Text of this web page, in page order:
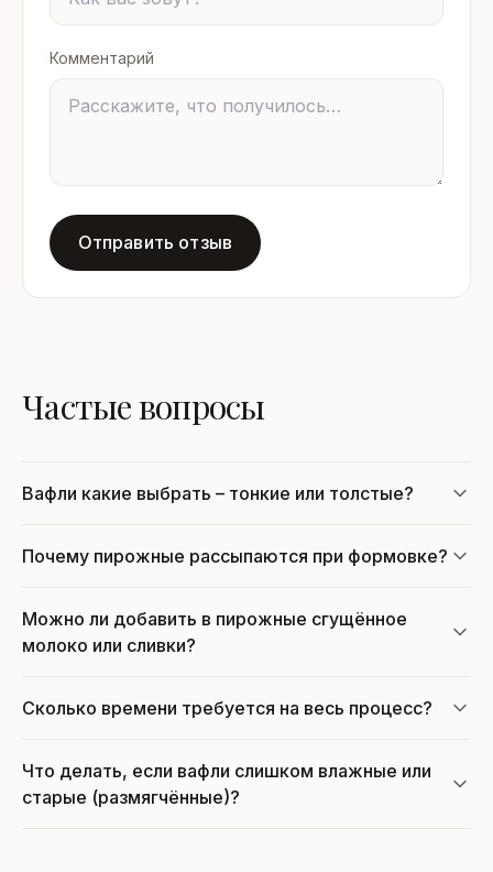
Комментарий
Отправить отзыв
Частые вопросы
Вафли какие выбрать – тонкие или толстые?
Почему пирожные рассыпаются при формовке?
Можно ли добавить в пирожные сгущённое
молоко или сливки?
Сколько времени требуется на весь процесс?
Что делать, если вафли слишком влажные или
старые (размягчённые)?